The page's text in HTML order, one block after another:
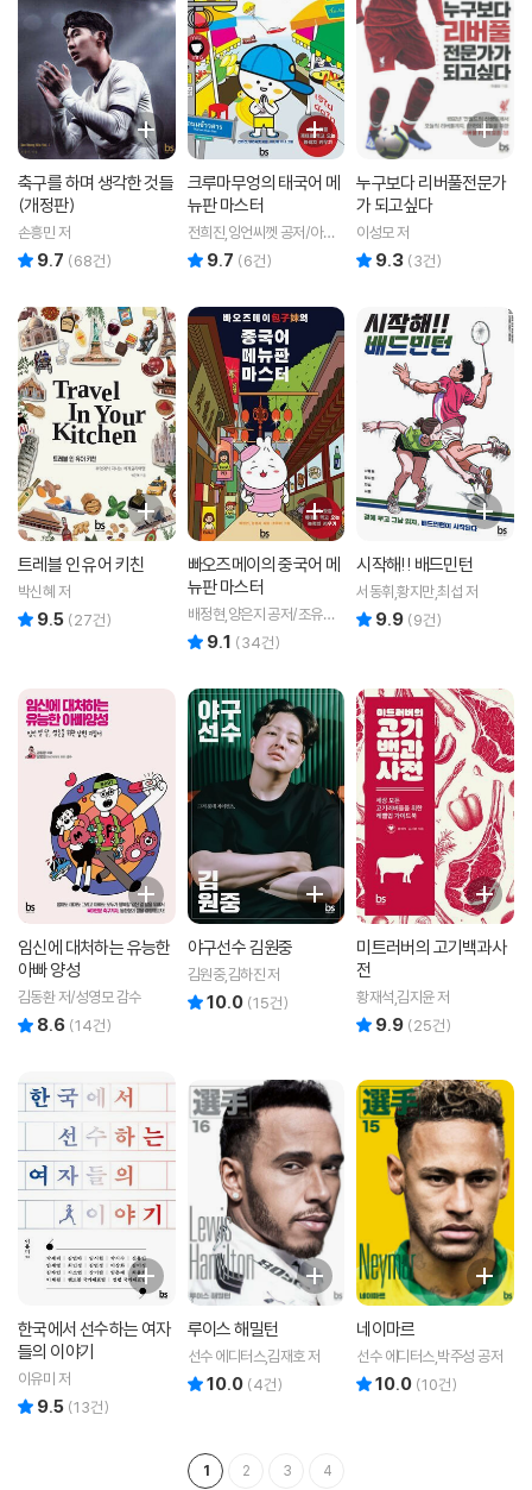
축구를 하며 생각한 것들
(개정판)
손흥민 저
9.7 (68건)
크루마무엉의 태국어 메
뉴판 마스터
전희진,잉언씨껫 공저/아난
따 나나 역
9.7 (6건)
누구보다 리버풀전문가
가 되고싶다
이성모 저
9.3 (3건)
트레블 인 유어 키친
박신혜 저
9.5 (27건)
빠오즈메이의 중국어 메
뉴판 마스터
배정현,양은지 공저/조유리
그림9.1 (34건)
시작해!! 배드민턴
서동휘,황지만,최섭 저
9.9 (9건)
임신에 대처하는 유능한
아빠 양성
김동환 저/성영모 감수
8.6 (14건)
야구선수 김원중
김원중,김하진 저
10.0 (15건)
미트러버의 고기백과사
전
황재석,김지윤 저
9.9 (25건)
한국에서 선수하는 여자
들의 이야기
이유미 저
9.5 (13건)
루이스 해밀턴
선수 에디터스,김재호 저
10.0 (4건)
네이마르
선수 에디터스,박주성 공저
10.0 (10건)
1 2 3 4